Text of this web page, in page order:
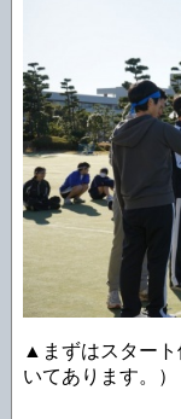
▲まずはスター
いてあります。）